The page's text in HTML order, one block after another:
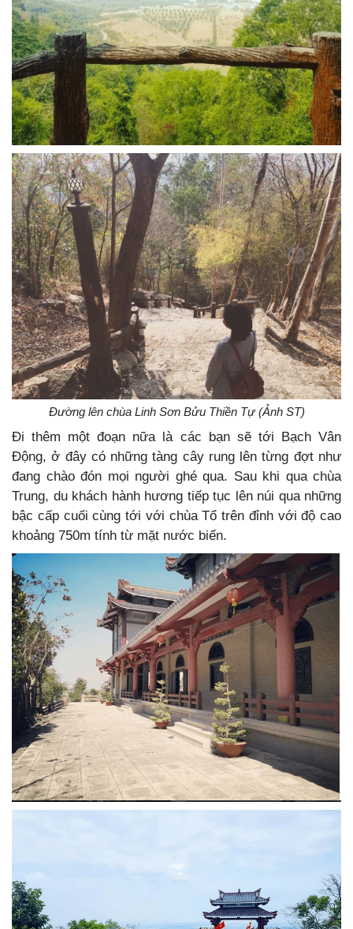
Đường lên chùa Linh Sơn Bửu Thiền Tự (Ảnh ST)
Đi thêm một đoạn nữa là các bạn sẽ tới Bạch Vân
Động, ở đây có những tàng cây rung lên từng đợt như
đang chào đón mọi người ghé qua. Sau khi qua chùa
Trung, du khách hành hương tiếp tục lên núi qua những
bậc cấp cuối cùng tới với chùa Tổ trên đỉnh với độ cao
khoảng 750m tính từ mặt nước biển.